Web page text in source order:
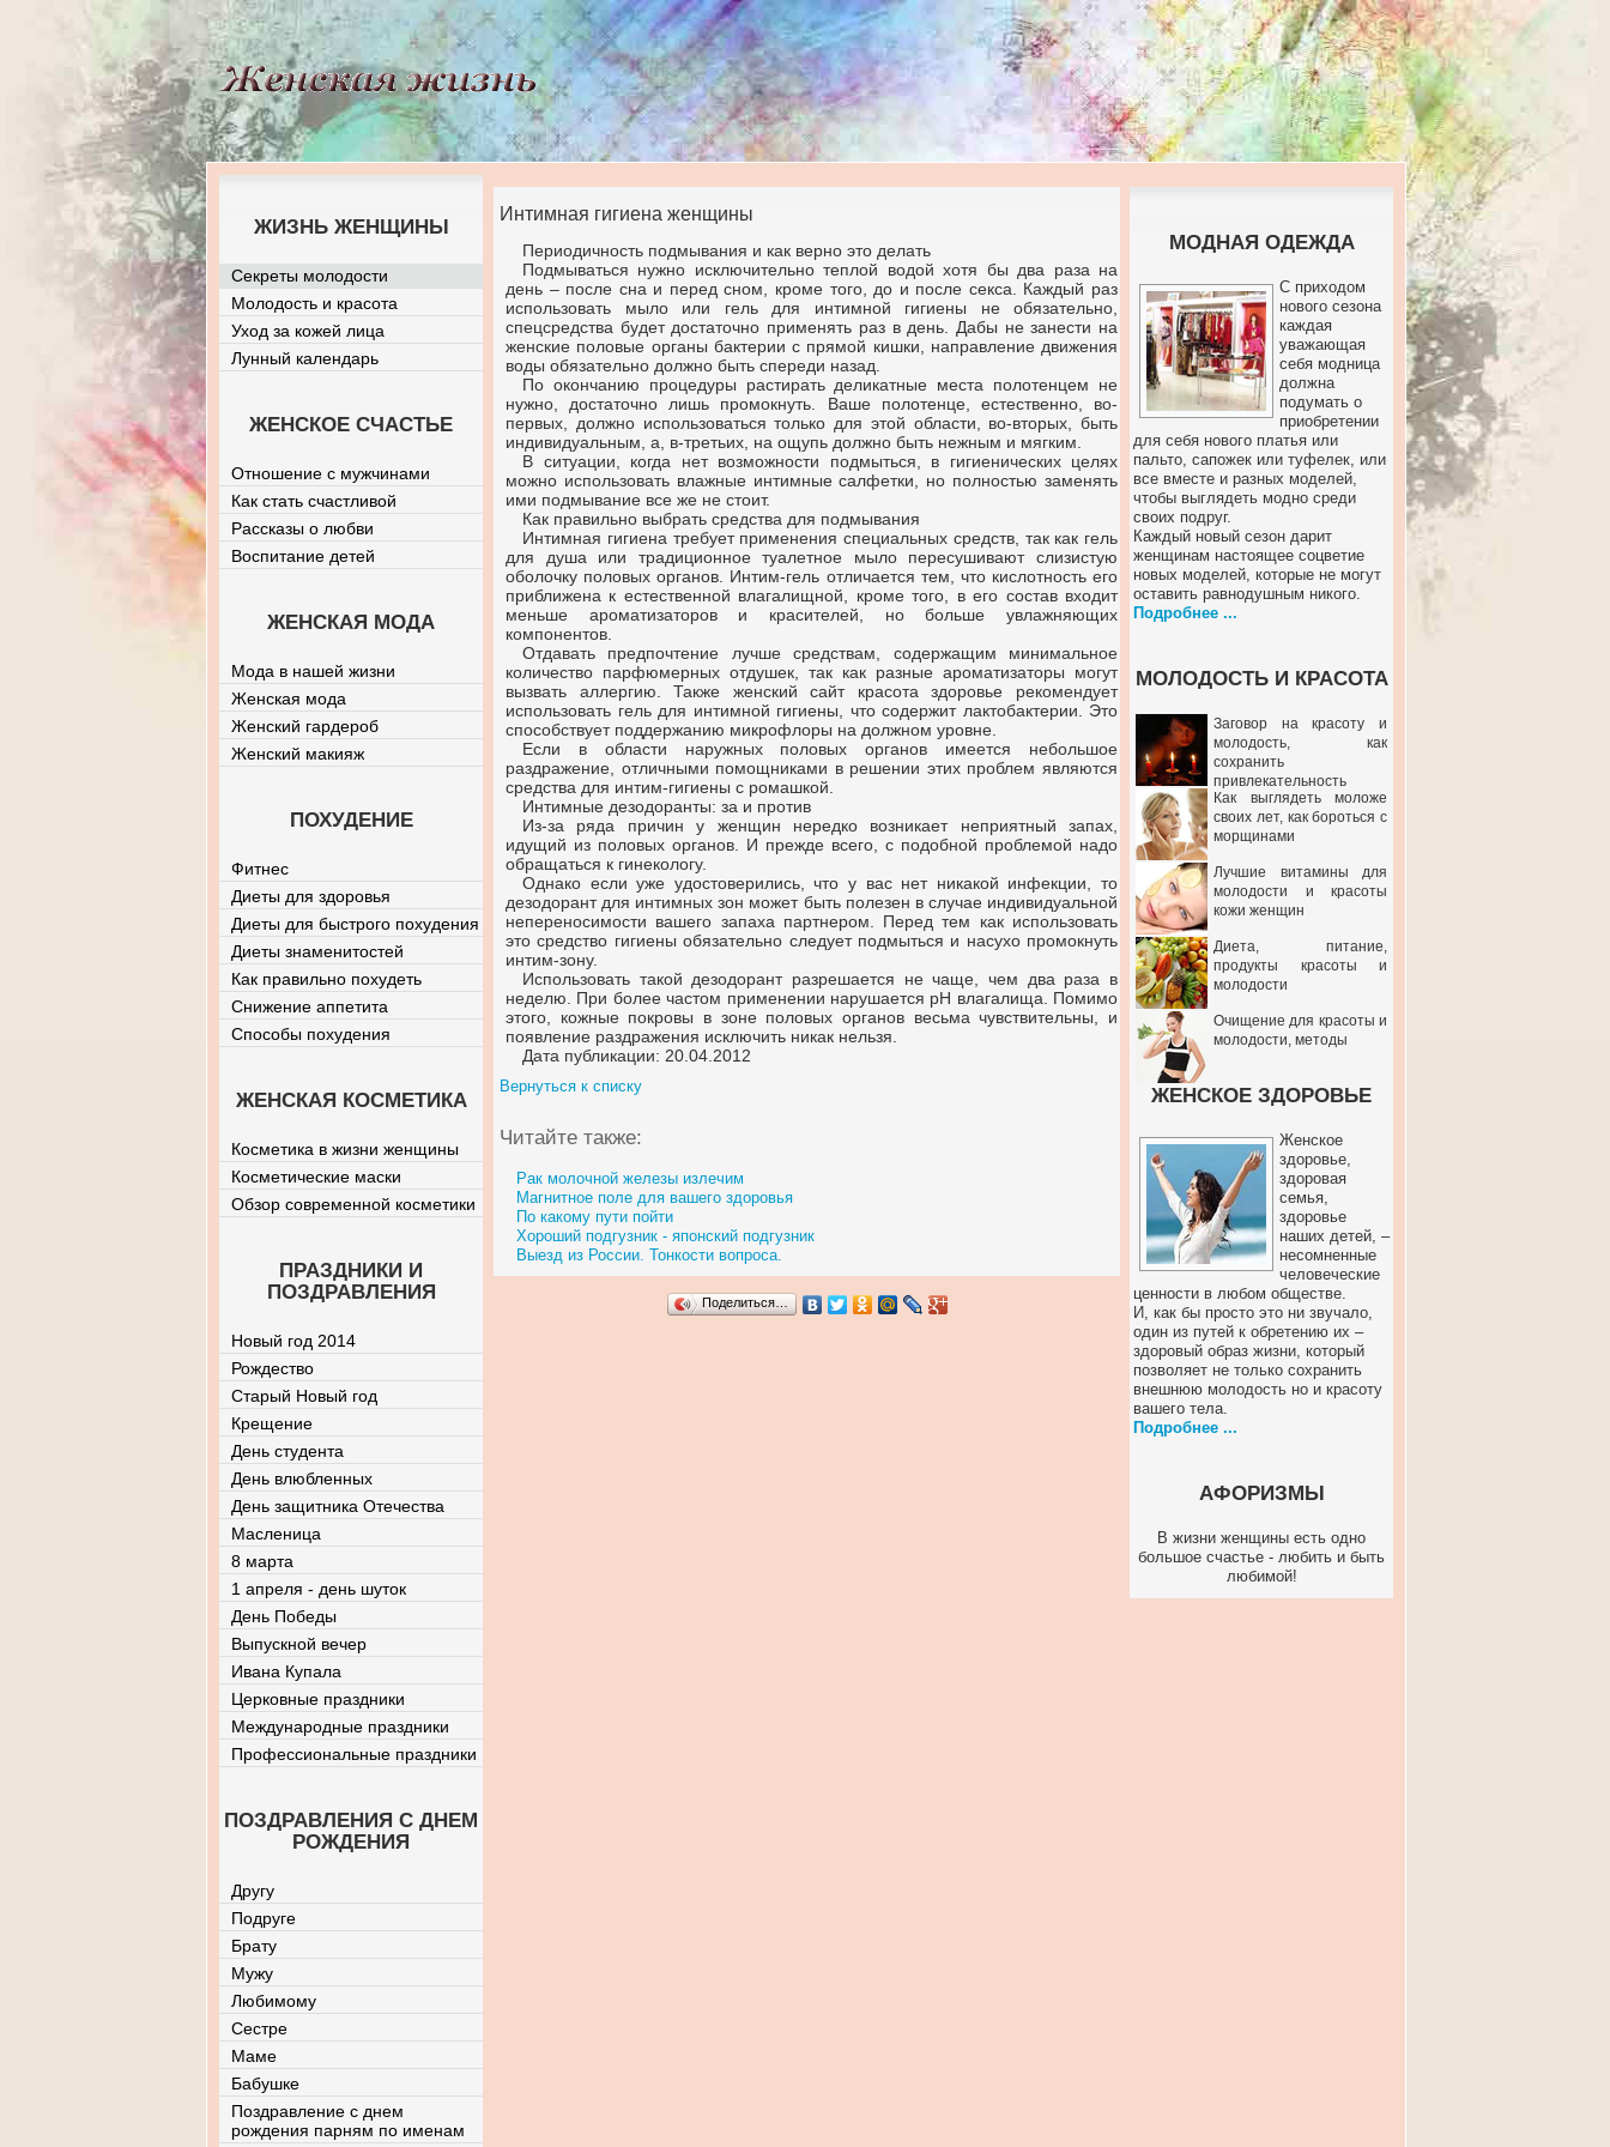
Интимная гигиена женщины
Периодичность подмывания и как верно это делать
Подмываться нужно исключительно теплой водой хотя бы два раза на
день – после сна и перед сном, кроме того, до и после секса. Каждый раз
использовать мыло или гель для интимной гигиены не обязательно,
спецсредства будет достаточно применять раз в день. Дабы не занести на
женские половые органы бактерии с прямой кишки, направление движения
воды обязательно должно быть спереди назад.
По окончанию процедуры растирать деликатные места полотенцем не
нужно, достаточно лишь промокнуть. Ваше полотенце, естественно, во-
первых, должно использоваться только для этой области, во-вторых, быть
индивидуальным, а, в-третьих, на ощупь должно быть нежным и мягким.
В ситуации, когда нет возможности подмыться, в гигиенических целях
можно использовать влажные интимные салфетки, но полностью заменять
ими подмывание все же не стоит.
Как правильно выбрать средства для подмывания
Интимная гигиена требует применения специальных средств, так как гель
для душа или традиционное туалетное мыло пересушивают слизистую
оболочку половых органов. Интим-гель отличается тем, что кислотность его
приближена к естественной влагалищной, кроме того, в его состав входит
меньше ароматизаторов и красителей, но больше увлажняющих
компонентов.
Отдавать предпочтение лучше средствам, содержащим минимальное
количество парфюмерных отдушек, так как разные ароматизаторы могут
вызвать аллергию. Также женский сайт красота здоровье рекомендует
использовать гель для интимной гигиены, что содержит лактобактерии. Это
способствует поддержанию микрофлоры на должном уровне.
Если в области наружных половых органов имеется небольшое
раздражение, отличными помощниками в решении этих проблем являются
средства для интим-гигиены с ромашкой.
Интимные дезодоранты: за и против
Из-за ряда причин у женщин нередко возникает неприятный запах,
идущий из половых органов. И прежде всего, с подобной проблемой надо
обращаться к гинекологу.
Однако если уже удостоверились, что у вас нет никакой инфекции, то
дезодорант для интимных зон может быть полезен в случае индивидуальной
непереносимости вашего запаха партнером. Перед тем как использовать
это средство гигиены обязательно следует подмыться и насухо промокнуть
интим-зону.
Использовать такой дезодорант разрешается не чаще, чем два раза в
неделю. При более частом применении нарушается рН влагалища. Помимо
этого, кожные покровы в зоне половых органов весьма чувствительны, и
появление раздражения исключить никак нельзя.
Дата публикации: 20.04.2012
Вернуться к списку
Читайте также:
Рак молочной железы излечим
Магнитное поле для вашего здоровья
По какому пути пойти
Хороший подгузник - японский подгузник
Выезд из России. Тонкости вопроса.
Поделиться…
МОДНАЯ ОДЕЖДА
С приходом
нового сезона
каждая
уважающая
себя модница
должна
подумать о
приобретении
для себя нового платья или
пальто, сапожек или туфелек, или
все вместе и разных моделей,
чтобы выглядеть модно среди
своих подруг.
Каждый новый сезон дарит
женщинам настоящее соцветие
новых моделей, которые не могут
оставить равнодушным никого.
Подробнее ...
МОЛОДОСТЬ И КРАСОТА
Заговор на красоту и
молодость, как
сохранить
привлекательность
Как выглядеть моложе
своих лет, как бороться с
морщинами
Лучшие витамины для
молодости и красоты
кожи женщин
Диета, питание,
продукты красоты и
молодости
Очищение для красоты и
молодости, методы
ЖЕНСКОЕ ЗДОРОВЬЕ
Женское
здоровье,
здоровая
семья,
здоровье
наших детей, –
несомненные
человеческие
ценности в любом обществе.
И, как бы просто это ни звучало,
один из путей к обретению их –
здоровый образ жизни, который
позволяет не только сохранить
внешнюю молодость но и красоту
вашего тела.
Подробнее ...
АФОРИЗМЫ
В жизни женщины есть одно
большое счастье - любить и быть
любимой!
ЖИЗНЬ ЖЕНЩИНЫ
Секреты молодости
Молодость и красота
Уход за кожей лица
Лунный календарь
ЖЕНСКОЕ СЧАСТЬЕ
Отношение с мужчинами
Как стать счастливой
Рассказы о любви
Воспитание детей
ЖЕНСКАЯ МОДА
Мода в нашей жизни
Женская мода
Женский гардероб
Женский макияж
ПОХУДЕНИЕ
Фитнес
Диеты для здоровья
Диеты для быстрого похудения
Диеты знаменитостей
Как правильно похудеть
Снижение аппетита
Способы похудения
ЖЕНСКАЯ КОСМЕТИКА
Косметика в жизни женщины
Косметические маски
Обзор современной косметики
ПРАЗДНИКИ И
ПОЗДРАВЛЕНИЯ
Новый год 2014
Рождество
Старый Новый год
Крещение
День студента
День влюбленных
День защитника Отечества
Масленица
8 марта
1 апреля - день шуток
День Победы
Выпускной вечер
Ивана Купала
Церковные праздники
Международные праздники
Профессиональные праздники
ПОЗДРАВЛЕНИЯ С ДНЕМ
РОЖДЕНИЯ
Другу
Подруге
Брату
Мужу
Любимому
Сестре
Маме
Бабушке
Поздравление с днем
рождения парням по именам